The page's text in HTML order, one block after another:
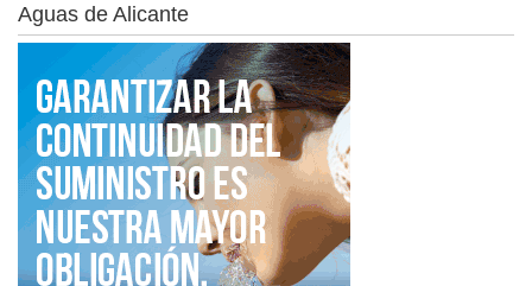
Aguas de Alicante